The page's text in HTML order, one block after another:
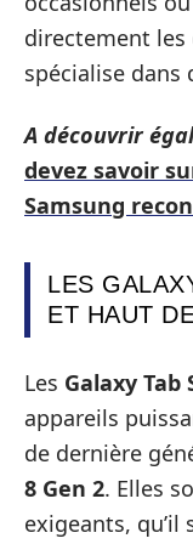
directement les
spécialise dans
A découvrir
devez savoir
Samsung
LES
ET HAUT
Les Galaxy Tab
appareils
de dernière
8 Gen 2. Elles
exigeants, qu’il